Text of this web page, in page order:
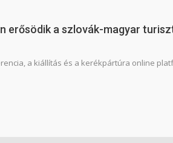
erősödik a szlovák-magyar
a kiállítás és a kerékpártúra online